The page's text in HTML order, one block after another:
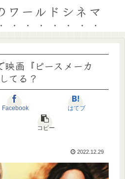
ワールドシネマ
画『ピースメーカ
てる？
Facebook はてブ
コピー
2022.12.29